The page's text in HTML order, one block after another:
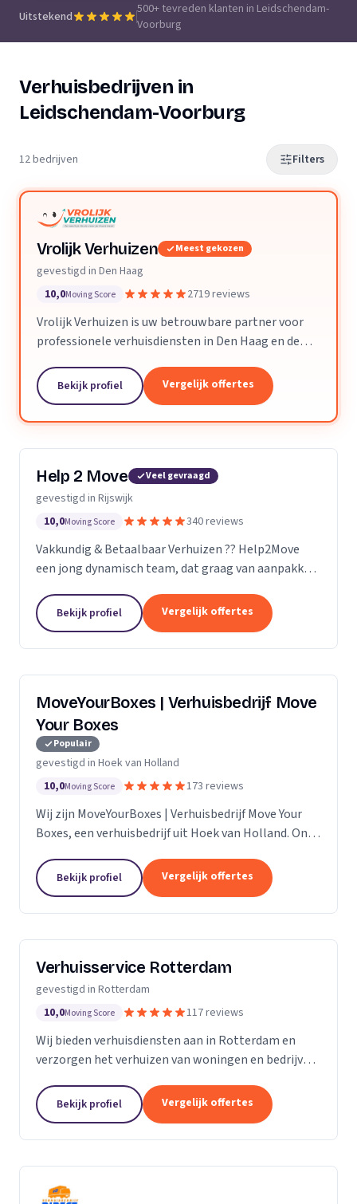
Uitstekend
500+ tevreden klanten in Leidschendam-
Voorburg
Verhuisbedrijven in
Leidschendam-Voorburg
12 bedrijven Filters
Vrolijk Verhuizen Meest gekozen
gevestigd in Den Haag
10,0Moving Score 2719 reviews
Vrolijk Verhuizen is uw betrouwbare partner voor
professionele verhuisdiensten in Den Haag en de
ervaring en een toegewijd team zorgen wij ervoor
dat uw verhuizing soepel en zorgeloos verloopt.
Bekijk profiel Vergelijk offertes
Help 2 Move Veel gevraagd
gevestigd in Rijswijk
10,0Moving Score 340 reviews
Vakkundig & Betaalbaar Verhuizen ?? Help2Move
een jong dynamisch team, dat graag van aanpakken
Vraag naar de mogelijkheden.
Bekijk profiel Vergelijk offertes
MoveYourBoxes | Verhuisbedrijf Move
Your Boxes
Populair
gevestigd in Hoek van Holland
10,0Moving Score 173 reviews
Wij zijn MoveYourBoxes | Verhuisbedrijf Move Your
Boxes, een verhuisbedrijf uit Hoek van Holland. Ons
Bekijk profiel Vergelijk offertes
Verhuisservice Rotterdam
gevestigd in Rotterdam
10,0Moving Score 117 reviews
Wij bieden verhuisdiensten aan in Rotterdam en
verzorgen het verhuizen van woningen en bedrijven
Bekijk profiel Vergelijk offertes